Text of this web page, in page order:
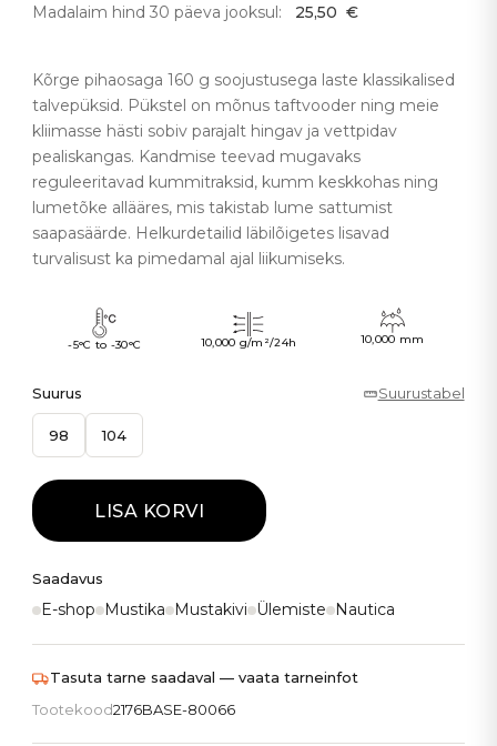
Madalaim hind 30 päeva jooksul:
25,50 €
Kõrge pihaosaga 160 g soojustusega laste klassikalised
talvepüksid. Pükstel on mõnus taftvooder ning meie
kliimasse hästi sobiv parajalt hingav ja vettpidav
pealiskangas. Kandmise teevad mugavaks
reguleeritavad kummitraksid, kumm keskkohas ning
lumetõke allääres, mis takistab lume sattumist
saapasäärde. Helkurdetailid läbilõigetes lisavad
turvalisust ka pimedamal ajal liikumiseks.
-5°C to -30°C 10,000 g/m²/24h 10,000 mm
Suurus Suurustabel
98 104
LISA KORVI
Saadavus
E-shop Mustika Mustakivi Ülemiste Nautica
Tasuta tarne saadaval — vaata tarneinfot
Tootekood2176BASE-80066